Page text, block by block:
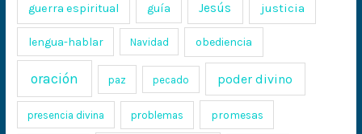
guerra espiritual guía Jesús justicia
lengua-hablar Navidad obediencia
oración paz pecado poder divino
presencia divina problemas promesas